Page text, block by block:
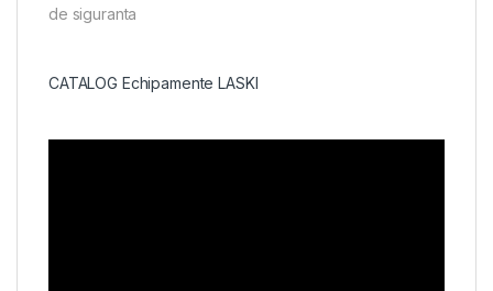
de siguranta
CATALOG Echipamente LASKI